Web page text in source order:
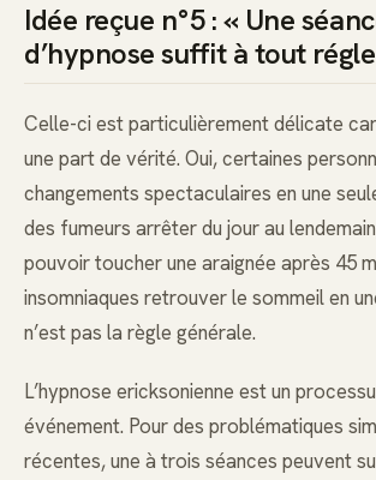
Idée reçue n°5 : « Une
d’hypnose suffit à tout
Celle-ci est particulièrement délicate
une part de vérité. Oui, certaines
changements spectaculaires en une
des fumeurs arrêter du jour au
pouvoir toucher une araignée après 45
insomniaques retrouver le sommeil en
n’est pas la règle générale.
L’hypnose ericksonienne est un
événement. Pour des problématiques
récentes, une à trois séances peuvent